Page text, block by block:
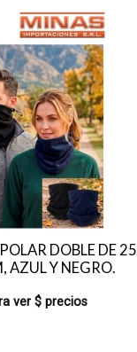
DOBLE DE 25
AZUL Y NEGRO.
ver $ precios